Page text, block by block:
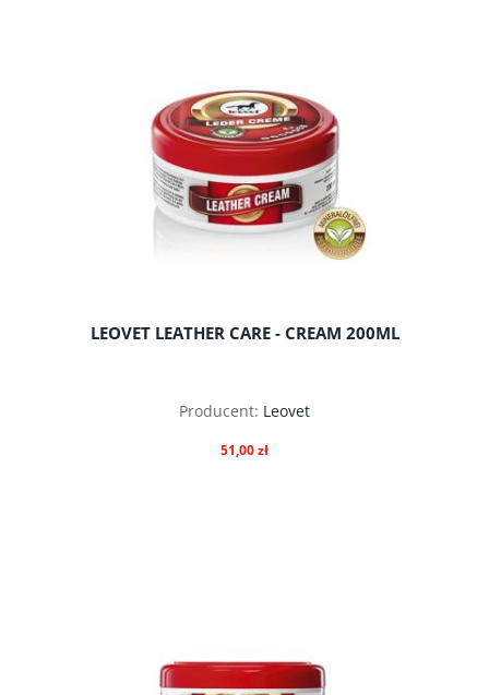
LEOVET LEATHER CARE - CREAM 200ML
Producent: Leovet
51,00 zł